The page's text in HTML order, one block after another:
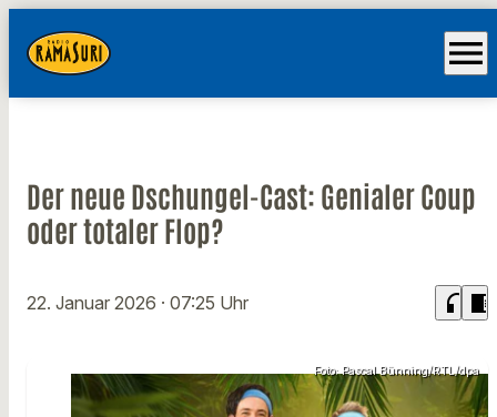
menu
Der neue Dschungel-Cast: Genialer Coup
oder totaler Flop?
22. Januar 2026 · 07:25 Uhr headphones chrome_reader_mode
Foto: Pascal Bünning/RTL/dpa